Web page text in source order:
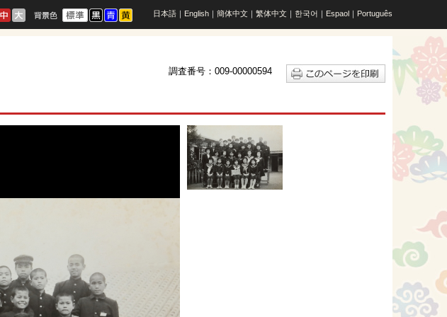
日本語 ｜ English ｜ 簡体中文 ｜ 繁体中文 ｜ 한국어 ｜ Espaol ｜ Português
調査番号：009-00000594